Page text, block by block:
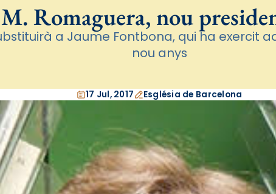
M. Romaguera, nou
a Jaume Fontbona, qui ha exercit
nou anys
17 Jul, 2017 Església de Barcelona